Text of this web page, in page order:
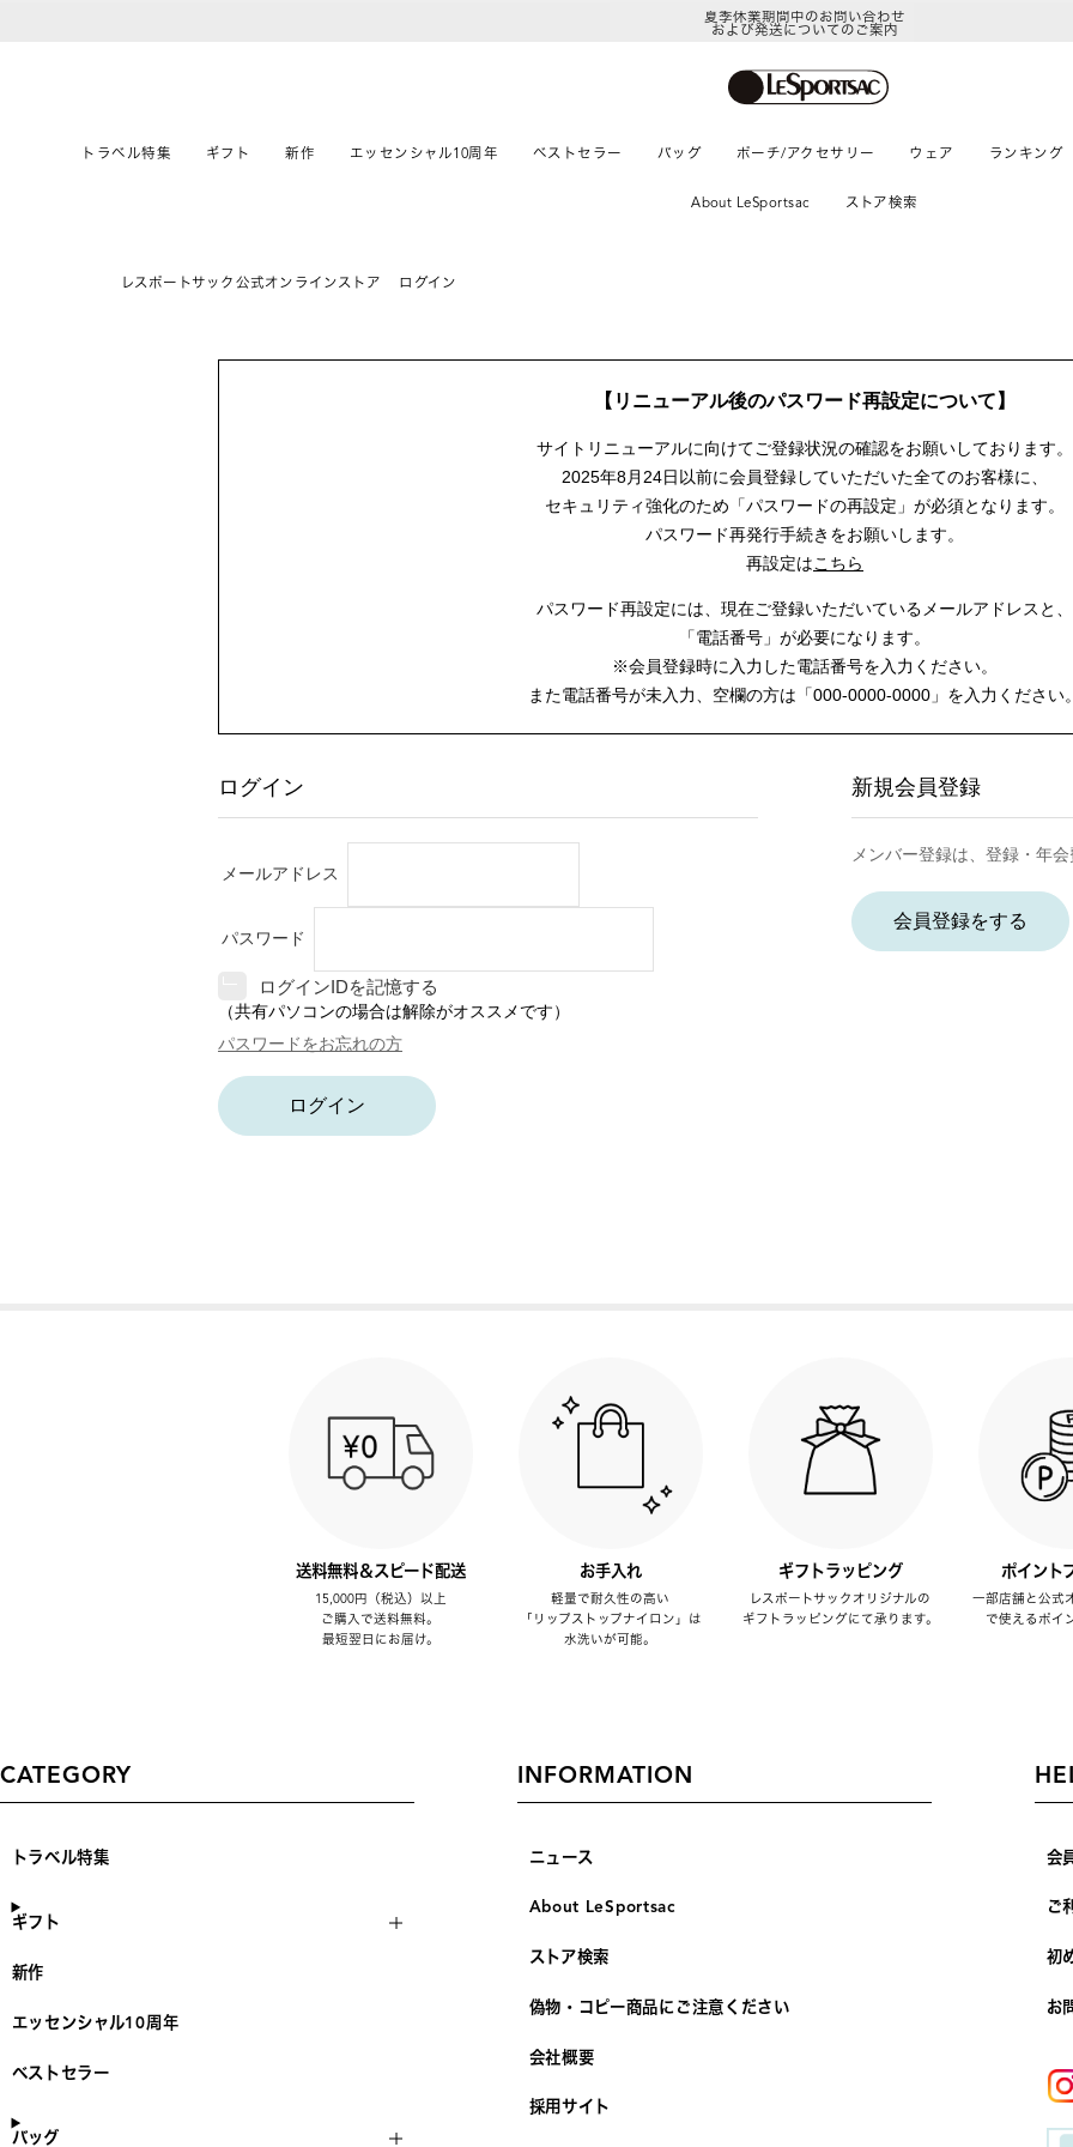
夏季休業期間中のお問い合わせ
および発送についてのご案内
トラベル特集 ギフト 新作 エッセンシャル10周年 ベストセラー バッグ ポーチ/アクセサリー ウェア ランキング
About LeSportsac ストア検索
レスポートサック公式オンラインストア ログイン
【リニューアル後のパスワード再設定について】
サイトリニューアルに向けてご登録状況の確認をお願いしております。
2025年8月24日以前に会員登録していただいた全てのお客様に、
セキュリティ強化のため「パスワードの再設定」が必須となります。
パスワード再発行手続きをお願いします。
再設定はこちら
パスワード再設定には、 現在ご登録いただいているメールアドレスと、
「電話番号」が必要になります。
※会員登録時に入力した電話番号を入力ください。
また電話番号が未入力、空欄の方は 「000-0000-0000」を入力ください。
ログイン
メールアドレス
パスワード
ログインIDを記憶する
（共有パソコンの場合は解除がオススメです）
パスワードをお忘れの方
ログイン
新規会員登録
メンバー登録は、登録・年会
会員登録をする
送料無料＆スピード配送
15,000円（税込）以上
ご購入で送料無料。
最短翌日にお届け。
お手入れ
軽量で耐久性の高い
「リップストップナイロン」は
水洗いが可能。
ギフトラッピング
レスポートサックオリジナルの
ギフトラッピングにて承ります。
ポイント
一部店舗と公式
で使えるポイ
CATEGORY
トラベル特集
ギフト
新作
エッセンシャル10周年
ベストセラー
バッグ
INFORMATION
ニュース
About LeSportsac
ストア検索
偽物・コピー商品にご注意ください
会社概要
採用サイト
会
ご
初
お